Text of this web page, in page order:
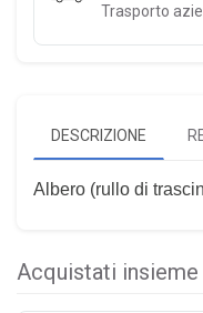
Trasporto
DESCRIZIONE
Albero (rullo di
Acquistati insieme